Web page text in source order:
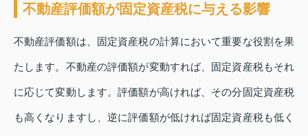
不動産評価額が固定資産税に与える影響
不動産評価額は、固定資産税の計算において重要な役割を果
たします。不動産の評価額が変動すれば、固定資産税もそれ
に応じて変動します。評価額が高ければ、その分固定資産税
も高くなりますし、逆に評価額が低ければ固定資産税も低く